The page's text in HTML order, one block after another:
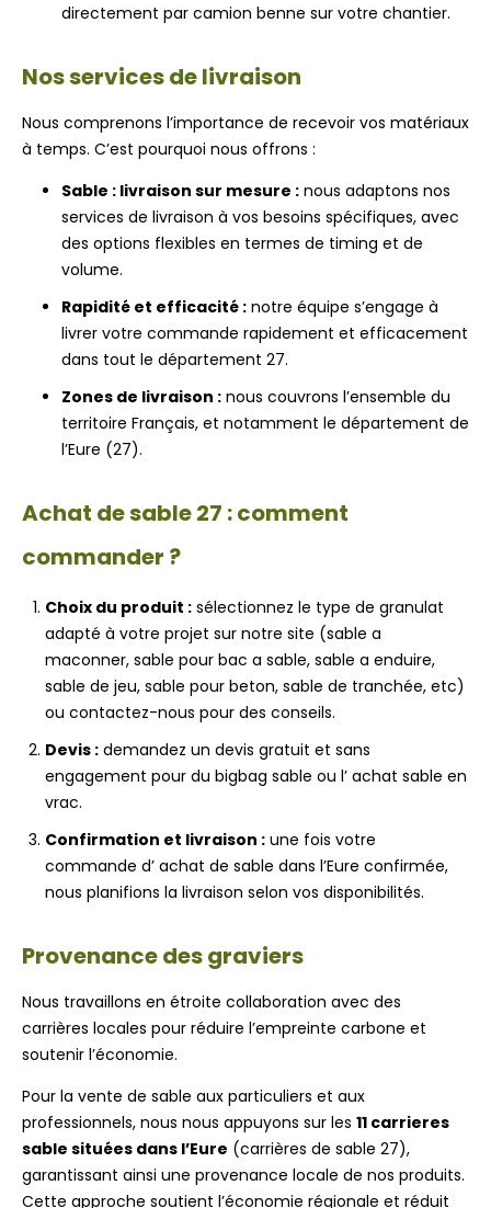
directement par camion benne sur votre chantier.
Nos services de livraison
Nous comprenons l’importance de recevoir vos matériaux
à temps. C’est pourquoi nous offrons :
Sable : livraison sur mesure : nous adaptons nos
services de livraison à vos besoins spécifiques, avec
des options flexibles en termes de timing et de
volume.
Rapidité et efficacité : notre équipe s’engage à
livrer votre commande rapidement et efficacement
dans tout le département 27.
Zones de livraison : nous couvrons l’ensemble du
territoire Français, et notamment le département de
l’Eure (27).
Achat de sable 27 : comment
commander ?
Choix du produit : sélectionnez le type de granulat
adapté à votre projet sur notre site (sable a
maconner, sable pour bac a sable, sable a enduire,
sable de jeu, sable pour beton, sable de tranchée, etc)
ou contactez-nous pour des conseils.
Devis : demandez un devis gratuit et sans
engagement pour du bigbag sable ou l’ achat sable en
vrac.
Confirmation et livraison : une fois votre
commande d’ achat de sable dans l’Eure confirmée,
nous planifions la livraison selon vos disponibilités.
Provenance des graviers
Nous travaillons en étroite collaboration avec des
carrières locales pour réduire l’empreinte carbone et
soutenir l’économie.
Pour la vente de sable aux particuliers et aux
professionnels, nous nous appuyons sur les 11 carrieres
sable situées dans l’Eure (carrières de sable 27),
garantissant ainsi une provenance locale de nos produits.
Cette approche soutient l’économie régionale et réduit